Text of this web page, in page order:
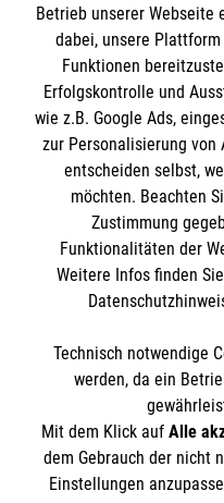
Mitarbeiten
Wir Malteser
Kontakt
Impressum
Datenschutz
Malteser online
Malteserorden
Malteser Jugend
Malteser
Sharepoint
Spendenkonto
Empfänger:
IBAN:
Aachener Bank eG
Der Malteser Hilfsdienst
gemeinnützige
Gewerbesteuer befreit.
Betrieb unserer Webseite
dabei, unsere
Funktionen
Erfolgskontrolle und
wie z.B. Google Ads,
zur Personalisierung von
entscheiden selbst,
möchten. Beachten
Zustimmung
Funktionalitäten der
Weitere Infos finden
Technisch notwendige
werden, da ein
Mit dem Klick auf Alle
dem Gebrauch der nicht
Einstellungen